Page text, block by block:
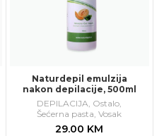
Naturdepil emulzija
nakon depilacije, 500ml
DEPILACIJA Ostalo
Šećerna pasta ,Vosak
29.00 KM